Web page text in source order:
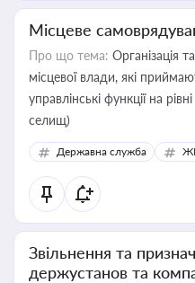
Місцеве
Про що тема: Організація
місцевої влади, які
управлінські функції на
селищ)
Державна служба
Звільнення та
держустанов та